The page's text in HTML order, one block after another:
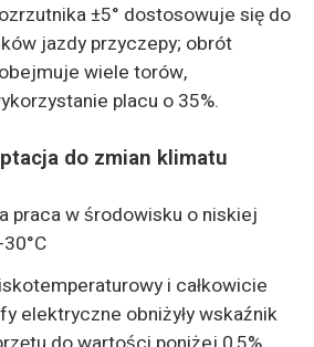
±5° dostosowuje się do
jazdy przyczepy; obrót
wiele torów,
placu o 35%.
do zmian klimatu
praca w środowisku o niskiej
i całkowicie
elektryczne obniżyły wskaźnik